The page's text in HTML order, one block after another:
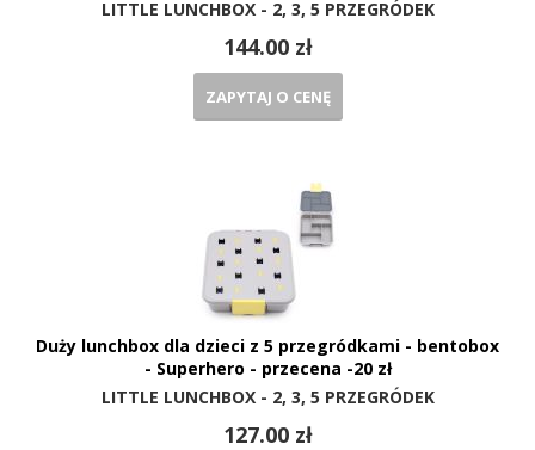
LITTLE LUNCHBOX - 2, 3, 5 PRZEGRÓDEK
144.00 zł
ZAPYTAJ O CENĘ
Duży lunchbox dla dzieci z 5 przegródkami - bentobox
- Superhero - przecena -20 zł
LITTLE LUNCHBOX - 2, 3, 5 PRZEGRÓDEK
127.00 zł